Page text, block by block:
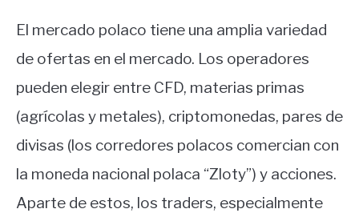
El mercado polaco tiene una amplia variedad
de ofertas en el mercado. Los operadores
pueden elegir entre CFD, materias primas
(agrícolas y metales), criptomonedas, pares de
divisas (los corredores polacos comercian con
la moneda nacional polaca “Zloty”) y acciones.
Aparte de estos, los traders, especialmente